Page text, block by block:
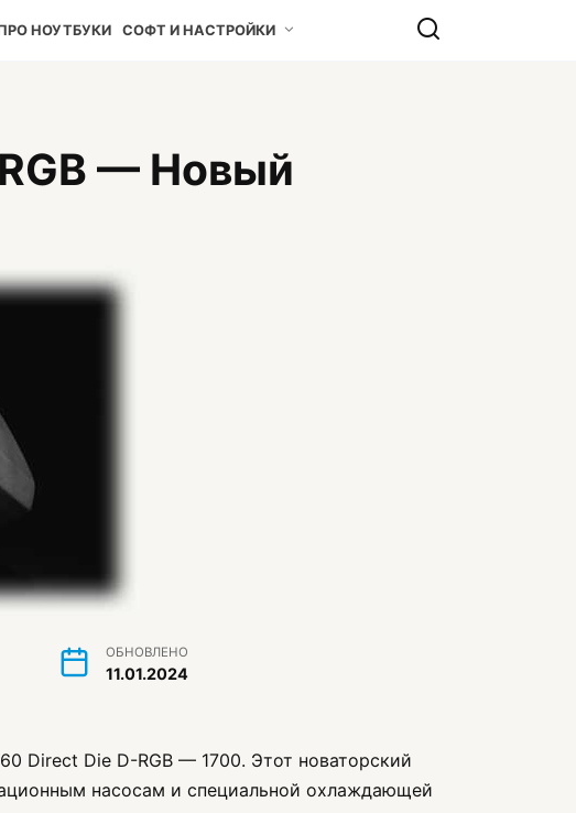
НОУТБУКИ СОФТ И НАСТРОЙКИ
— Новый
ОБНОВЛЕНО
11.01.2024
Direct Die D-RGB — 1700. Этот новаторский
насосам и специальной охлаждающей